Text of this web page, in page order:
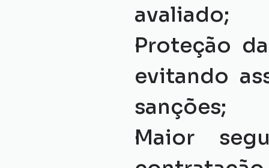
avaliado;
Proteção
evitando
sanções;
Maior